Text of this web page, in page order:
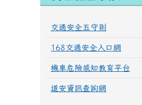
交通安全五守則
168交通安全入口網
機車危險感知教育平台
道安資訊查詢網